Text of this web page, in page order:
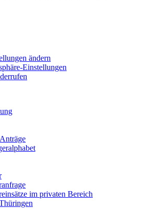
ändern
Einstellungen
im privaten Bereich